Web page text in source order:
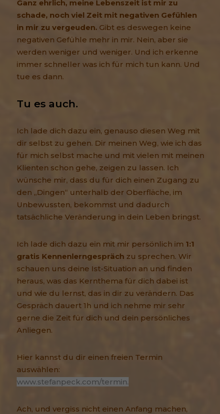
Ganz ehrlich, meine Lebenszeit ist mir zu
schade, noch viel Zeit mit negativen Gefühlen
in mir zu vergeuden. Gibt es deswegen keine
negativen Gefühle mehr in mir. Nein, aber sie
werden weniger und weniger. Und ich erkenne
immer schneller was ich für mich tun kann. Und
tue es dann.
Tu es auch.
Ich lade dich dazu ein, genauso diesen Weg mit
dir selbst zu gehen. Dir meinen Weg, wie ich das
für mich selbst mache und mit vielen mit meinen
Klienten schon gehe, zeigen zu lassen. Ich
wünsche mir, dass du für dich einen Zugang zu
den „Dingen“ unterhalb der Oberfläche, im
Unbewussten, bekommst und dadurch
tatsächliche Veränderung in dein Leben bringst.
Ich lade dich dazu ein mit mir persönlich im 1:1
gratis Kennenlerngespräch zu sprechen. Wir
schauen uns deine Ist-Situation an und finden
heraus, was das Kernthema für dich dabei ist
und wie du lernst, das in dir zu verändern. Das
Gespräch dauert 1h und ich nehme mir sehr
gerne die Zeit für dich und dein persönliches
Anliegen.
Hier kannst du dir einen freien Termin
auswählen:
www.stefanpeck.com/termin.
Ach, und vergiss nicht einen Anfang machen,